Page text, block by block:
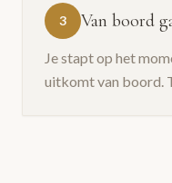
3 Van boord
Je stapt op het
uitkomt van boord.